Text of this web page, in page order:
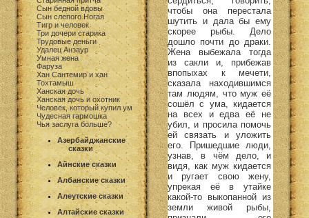
Сын бедной вдовы
Сын слепого Ногая
Тигр и человек
Три дочери старика
Трудовые деньги
Удалец Анзаур
Умная жена
Фаруза
Хан Сантемир и хан
Тохтамыш
Ханская дочь
Ханская дочь и охотник
Человек, который купил ум
Чудесная гармошка
Чья заслуга больше?
Азербайджанские
сказки
Айнские сказки
Албанские сказки
Алеутские сказки
Алтайские сказки
чтобы она перестала
шутить и дала бы ему
скорее рыбы. Дело
дошло почти до драки.
Жена выбежала тогда
из сакли и, прибежав
впопыхах к мечети,
сказала находившимся
там людям, что муж её
сошёл с ума, кидается
на всех и едва её не
убил, и просила помочь
ей связать и уложить
его. Пришедшие люди,
узнав, в чём дело, и
видя, как муж кидается
и ругает свою жену,
упрекая её в утайке
какой-то выкопанной из
земли живой рыбы,